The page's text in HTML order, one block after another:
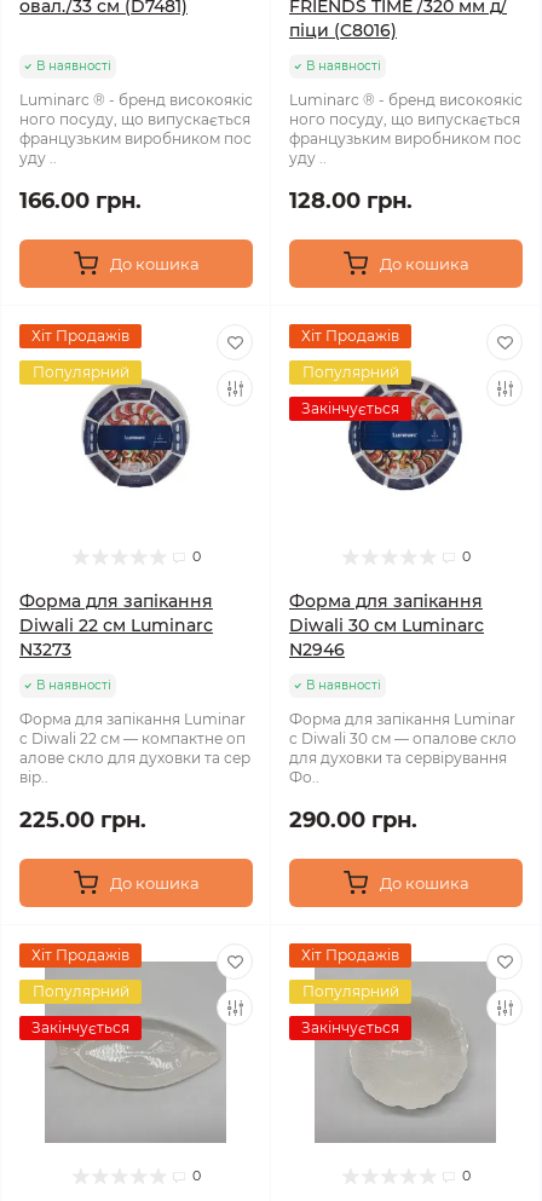
овал./33 см (D7481)
В наявності
Luminarc ® - бренд високоякіс
ного посуду, що випускається
французьким виробником пос
уду ..
166.00 грн.
До кошика
FRIENDS TIME /320 мм д/
піци (C8016)
В наявності
Luminarc ® - бренд високоякіс
ного посуду, що випускається
французьким виробником пос
уду ..
128.00 грн.
До кошика
Хіт Продажів
Популярний
0
Форма для запікання
Diwali 22 см Luminarc
N3273
В наявності
Форма для запікання Luminar
c Diwali 22 см — компактне оп
алове скло для духовки та сер
вір..
225.00 грн.
До кошика
Хіт Продажів
Популярний
Закінчується
0
Форма для запікання
Diwali 30 см Luminarc
N2946
В наявності
Форма для запікання Luminar
c Diwali 30 см — опалове скло
для духовки та сервірування
Фо..
290.00 грн.
До кошика
Хіт Продажів
Популярний
Закінчується
0
Хіт Продажів
Популярний
Закінчується
0